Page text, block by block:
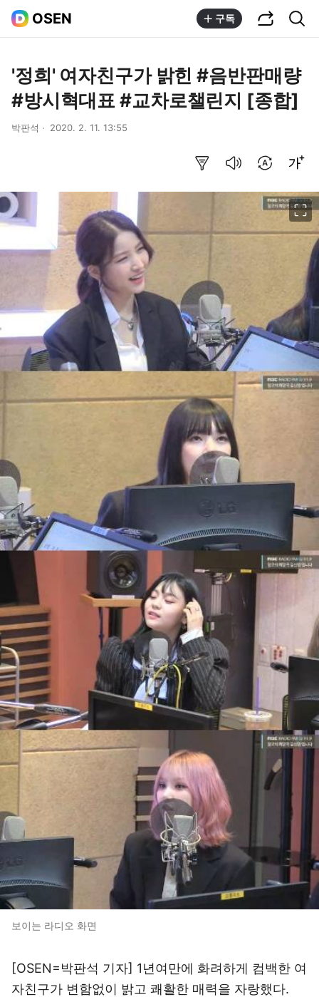
OSEN 구독
'정희' 여자친구가 밝힌 #음반판매량
#방시혁대표 #교차로챌린지 [종합]
박판석 2020. 2. 11. 13:55
보이는 라디오 화면
[OSEN=박판석 기자] 1년여만에 화려하게 컴백한 여
자친구가 변함없이 밝고 쾌활한 매력을 자랑했다.